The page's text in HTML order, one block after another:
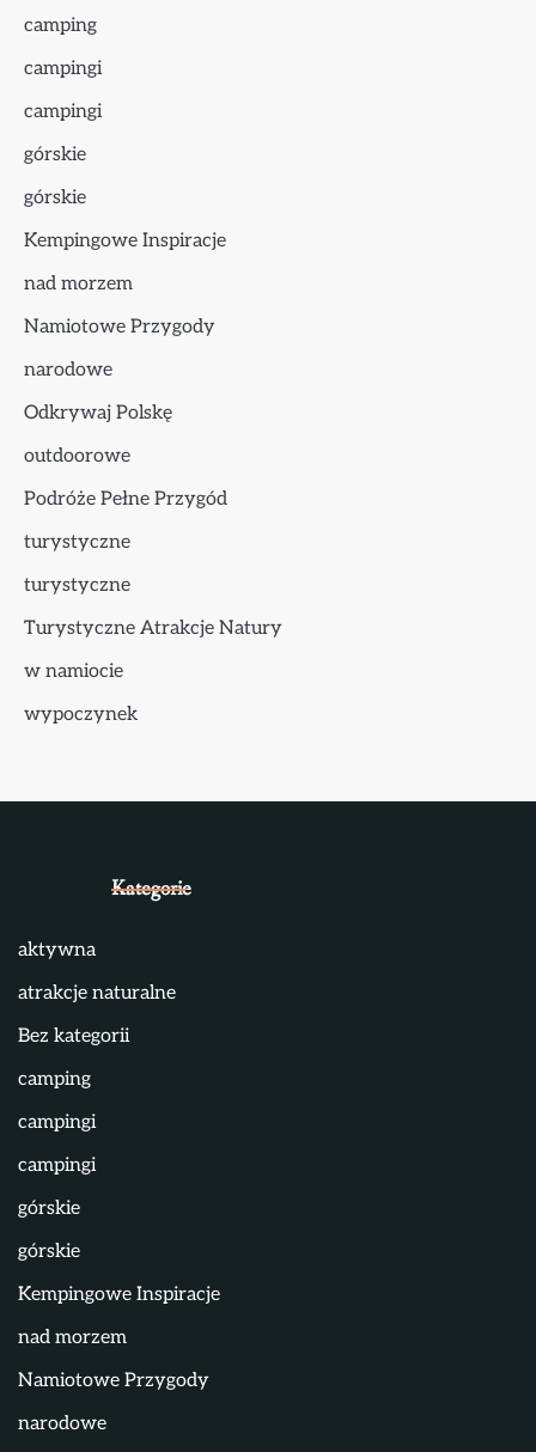
camping
campingi
campingi
górskie
górskie
Kempingowe Inspiracje
nad morzem
Namiotowe Przygody
narodowe
Odkrywaj Polskę
outdoorowe
Podróże Pełne Przygód
turystyczne
turystyczne
Turystyczne Atrakcje Natury
w namiocie
wypoczynek
Kategorie
aktywna
atrakcje naturalne
Bez kategorii
camping
campingi
campingi
górskie
górskie
Kempingowe Inspiracje
nad morzem
Namiotowe Przygody
narodowe